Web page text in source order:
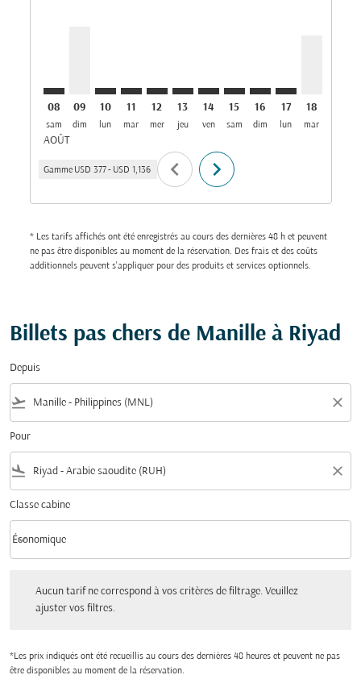
08
sam
AOÛT
09
dim
10
lun
11
mar
12
mer
13
jeu
14
ven
15
sam
16
dim
17
lun
18
mar
Gamme USD 377 - USD 1,136 chevron_left chevron_right
* Les tarifs affichés ont été enregistrés au cours des dernières 48 h et peuvent
ne pas être disponibles au moment de la réservation. Des frais et des coûts
additionnels peuvent s'appliquer pour des produits et services optionnels.
Billets pas chers de Manille à Riyad
Depuis
flight_takeoff close
Pour
flight_land close
Classe cabine
Classe cabine option Économique Selected
Économique
keyboard_arrow_down
Aucun tarif ne correspond à vos critères de filtrage. Veuillez
ajuster vos filtres.
*Les prix indiqués ont été recueillis au cours des dernières 48 heures et peuvent ne pas
être disponibles au moment de la réservation.